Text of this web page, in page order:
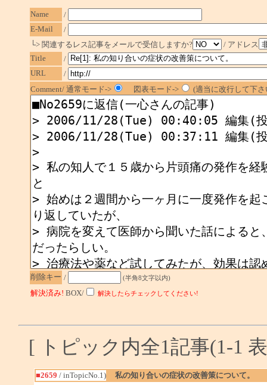
Name
/
E-Mail
/
└> 関連するレス記事をメールで受信しますか?
/ アドレス
Title
/
URL
/
Comment/ 通常モード->
図表モード-> (適当に改行して下
削除キー / (半角8文字以内)
解決済み! BOX/ 解決したらチェックしてください!
[ トピック内全1記事(1-1
■2659 / inTopicNo.1) 私の知り合いの症状の改善策について。